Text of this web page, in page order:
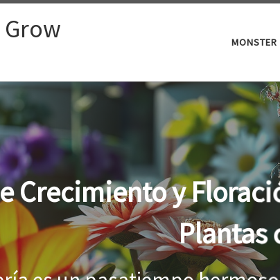
MONSTER
para indoor: la
tus
plantas en el interior, es